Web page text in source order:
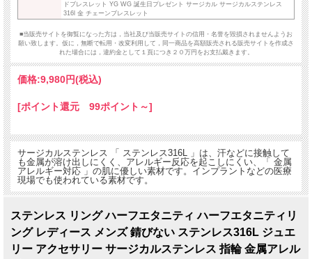
ドブレスレット YG WG 誕生日プレゼント サージカル サージカルステンレス
316l 金 チェーンブレスレット
■当販売サイトを御覧になった方は，当社及び当販売サイトの信用・名誉を毀損されませんようお
願い致します。仮に，無断で転用・改変利用して，同一商品を高額販売される販売サイトを作成さ
れた場合には，違約金として１頁につき２０万円をお支払戴きます。
価格:9,980円(税込)
[ポイント還元 99ポイント～]
サージカルステンレス 「 ステンレス316L 」は、汗などに接触して
も金属が溶け出しにくく、アレルギー反応を起こしにくい、「 金属
アレルギー対応 」の肌に優しい素材です。インプラントなどの医療
現場でも使われている素材です。
ステンレス リング ハーフエタニティ ハーフエタニティリ
ング レディース メンズ 錆びない ステンレス316L ジュエ
リー アクセサリー サージカルステンレス 指輪 金属アレル